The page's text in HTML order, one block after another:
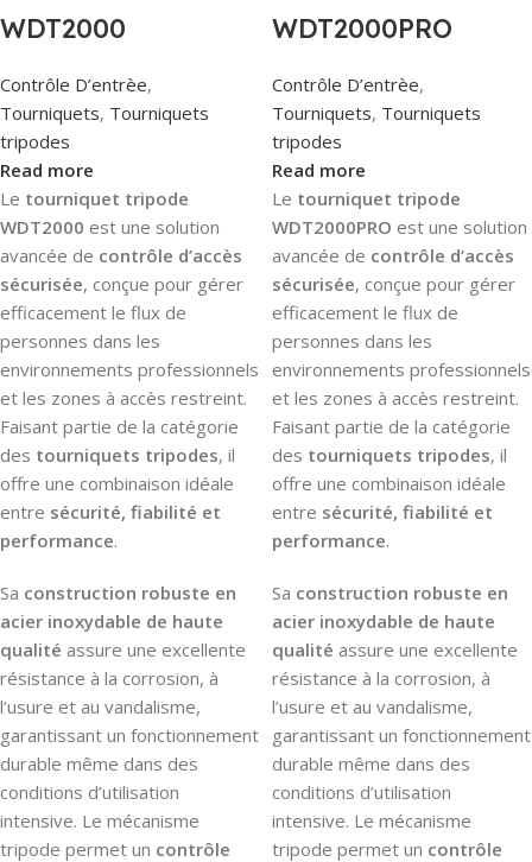
WDT2000
Contrôle D’entrèe,
Tourniquets, Tourniquets
tripodes
Read more
Le tourniquet tripode
WDT2000 est une solution
avancée de contrôle d’accès
sécurisée, conçue pour gérer
efficacement le flux de
personnes dans les
environnements professionnels
et les zones à accès restreint.
Faisant partie de la catégorie
des tourniquets tripodes, il
offre une combinaison idéale
entre sécurité, fiabilité et
performance.
Sa construction robuste en
acier inoxydable de haute
qualité assure une excellente
résistance à la corrosion, à
l’usure et au vandalisme,
garantissant un fonctionnement
durable même dans des
conditions d’utilisation
intensive. Le mécanisme
tripode permet un contrôle
WDT2000PRO
Contrôle D’entrèe,
Tourniquets, Tourniquets
tripodes
Read more
Le tourniquet tripode
WDT2000PRO est une solution
avancée de contrôle d’accès
sécurisée, conçue pour gérer
efficacement le flux de
personnes dans les
environnements professionnels
et les zones à accès restreint.
Faisant partie de la catégorie
des tourniquets tripodes, il
offre une combinaison idéale
entre sécurité, fiabilité et
performance.
Sa construction robuste en
acier inoxydable de haute
qualité assure une excellente
résistance à la corrosion, à
l’usure et au vandalisme,
garantissant un fonctionnement
durable même dans des
conditions d’utilisation
intensive. Le mécanisme
tripode permet un contrôle